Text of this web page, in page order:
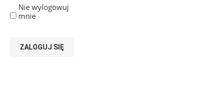
Nie wylogowuj
mnie
ZALOGUJ SIĘ